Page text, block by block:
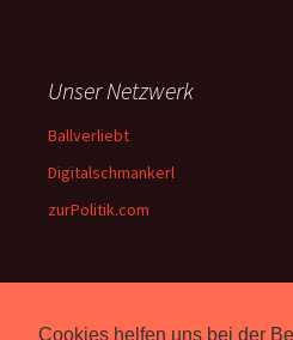
Cookies helfen uns bei der
Unser Netzwerk
Ballverliebt
Digitalschmankerl
zurPolitik.com
Über Uns